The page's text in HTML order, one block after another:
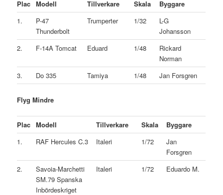
Plac Modell Tillverkare Skala
Byggare
1.
P-47
Thunderbolt
Trumperter 1/32
L-G
Johansson
2.
F-14A Tomcat Eduard 1/48
Rickard
Norman
3.
Do 335 Tamiya 1/48 Jan Forsgren
Flyg Mindre
Plac Modell Tillverkare Skala
Byggare
1.
RAF Hercules C.3 Italeri 1/72
Jan
Forsgren
2.
Savoia-Marchetti
SM.79 Spanska
Inbördeskriget
Italeri 1/72 Eduardo M.